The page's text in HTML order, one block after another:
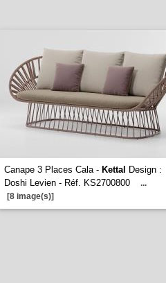
Canape 3 Places Cala - Kettal Design :
Doshi Levien - Réf. KS2700800
...
[8 image(s)]